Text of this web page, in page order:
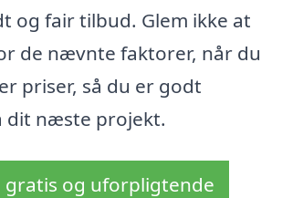
og fair tilbud. Glem ikke at
de nævnte faktorer, når du
priser, så du er godt
dit næste projekt.
gratis og uforpligtende